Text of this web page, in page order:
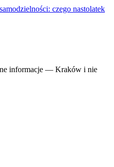
czego nastolatek
informacje — Kraków i nie